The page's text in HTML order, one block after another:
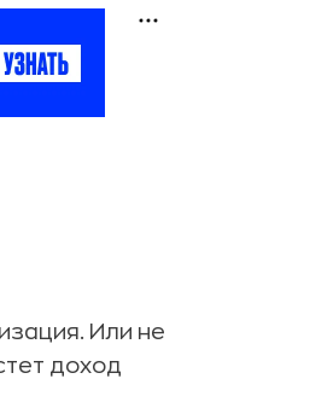
Или не
доход